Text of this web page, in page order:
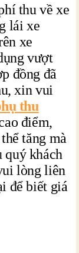
thu về xe
lái xe
xe
vượt
đồng đã
xin vui
thu
điểm,
tăng mà
quý khách
lòng liên
để biết giá